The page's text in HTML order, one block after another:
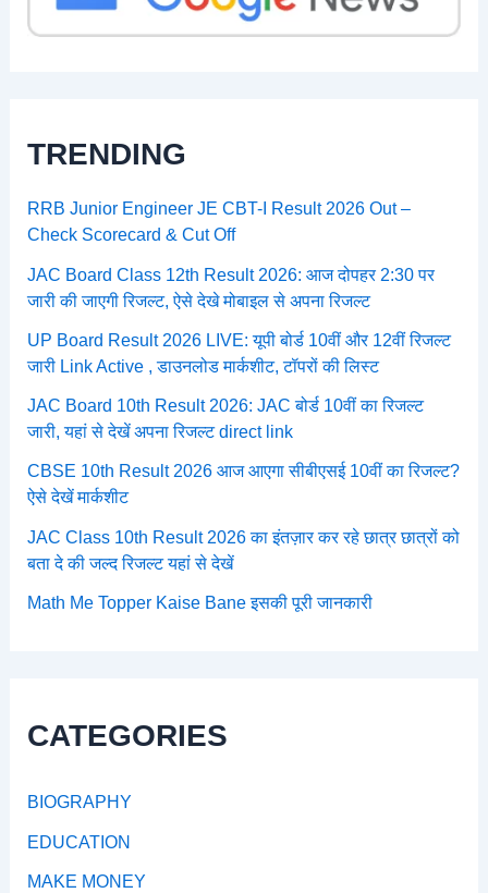
TRENDING
RRB Junior Engineer JE CBT-I Result 2026 Out –
Check Scorecard & Cut Off
JAC Board Class 12th Result 2026: आज दोपहर 2:30 पर
जारी की जाएगी रिजल्ट, ऐसे देखे मोबाइल से अपना रिजल्ट
UP Board Result 2026 LIVE: यूपी बोर्ड 10वीं और 12वीं रिजल्ट
जारी Link Active , डाउनलोड मार्कशीट, टॉपरों की लिस्ट
JAC Board 10th Result 2026: JAC बोर्ड 10वीं का रिजल्ट
जारी, यहां से देखें अपना रिजल्ट direct link
CBSE 10th Result 2026 आज आएगा सीबीएसई 10वीं का रिजल्ट?
ऐसे देखें मार्कशीट
JAC Class 10th Result 2026 का इंतज़ार कर रहे छात्र छात्रों को
बता दे की जल्द रिजल्ट यहां से देखें
Math Me Topper Kaise Bane इसकी पूरी जानकारी
CATEGORIES
BIOGRAPHY
EDUCATION
MAKE MONEY